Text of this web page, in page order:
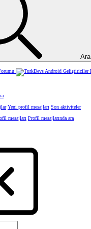
Ara
Yeni profil mesajları Son aktiviteler
mesajları Profil mesajlarında ara